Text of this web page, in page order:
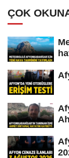
ÇOK